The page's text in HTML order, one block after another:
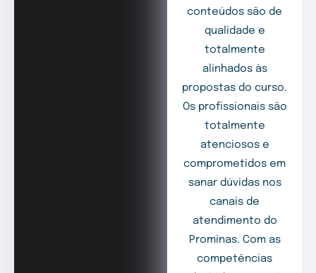
conteúdos são de
qualidade e
totalmente
alinhados às
propostas do curso.
Os profissionais são
totalmente
atenciosos e
comprometidos em
sanar dúvidas nos
canais de
atendimento do
Prominas. Com as
competências